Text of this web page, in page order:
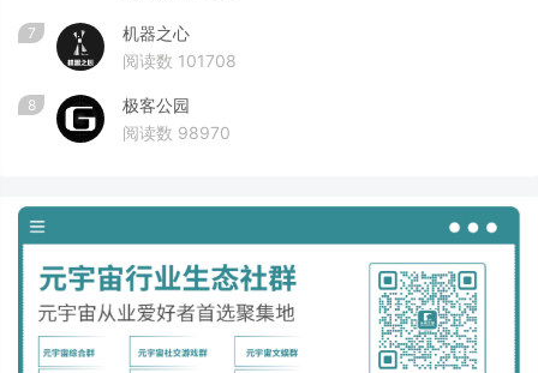
7
机器之心
阅读数 101708
8
极客公园
阅读数 98970